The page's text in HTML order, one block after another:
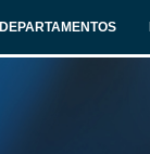
DEPARTAMENTOS